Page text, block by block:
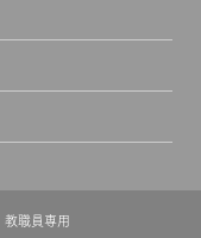
教職員専用